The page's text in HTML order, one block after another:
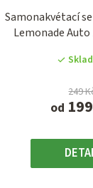
Samonakvétací
Lemonade
od
249
z